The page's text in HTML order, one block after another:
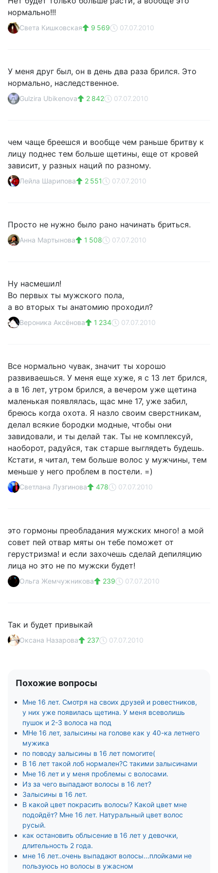
нормально!!!
Света Кишковская 9 569 07.07.2010
У меня друг был, он в день два раза брился. Это
нормально, наследственное.
Gulzira Ubikenova 2 842 07.07.2010
чем чаще бреешся и вообще чем раньше бритву к
лицу поднес тем больше щетины, еще от кровей
зависит, у разных наций по разному.
Лейла Шарипова 2 551 07.07.2010
Просто не нужно было рано начинать бриться.
Анна Мартынова 1 508 07.07.2010
Ну насмешил!
Во первых ты мужского пола,
а во вторых ты анатомию проходил?
Вероника Аксёнова 1 234 07.07.2010
Все нормально чувак, значит ты хорошо
развиваешься. У меня еще хуже, я с 13 лет брился,
а в 16 лет, утром брился, а вечером уже щетина
маленькая появлялась, щас мне 17, уже забил,
бреюсь когда охота. Я назло своим сверстникам,
делал всякие бородки модные, чтобы они
завидовали, и ты делай так. Ты не комплексуй,
наоборот, радуйся, так старше выглядеть будешь.
Кстати, я читал, тем больше волос у мужчины, тем
меньше у него проблем в постели. =)
Светлана Лузгинова 478 07.07.2010
это гормоны преобладания мужских много! а мой
совет пей отвар мяты он тебе поможет от
герустризма! и если захочешь сделай депиляцию
лица но это не по мужски будет!
Ольга Жемчужникова 239 07.07.2010
Так и будет привыкай
Оксана Назарова 237 07.07.2010
Похожие вопросы
Мне 16 лет. Смотря на своих друзей и ровестников,
у них уже появилась щетина. У меня всеволишь
пушок и 2-3 волоса на под
МНе 16 лет, залысины на голове как у 40-ка летнего
мужика
по поводу залысины в 16 лет помогите(
В 16 лет такой лоб нормален?С такими залысинами
Мне 16 лет и у меня проблемы с волосами.
Из за чего выпадают волосы в 16 лет?
Залысины в 16 лет.
В какой цвет покрасить волосы? Какой цвет мне
подойдёт? Мне 16 лет. Натуральный цвет волос
русый.
как остановить облысение в 16 лет у девочки,
длительность 2 года.
мне 16 лет..очень выпадают волосы...плойками не
пользуюсь но волосы в ужасном